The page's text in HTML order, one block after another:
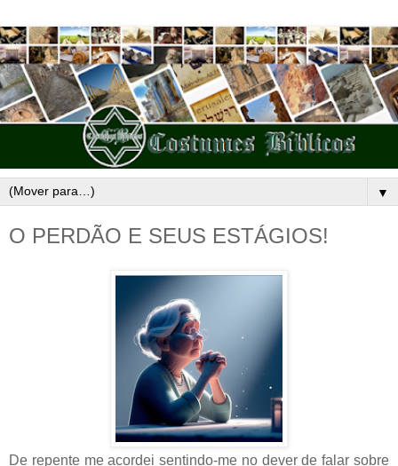
▼
O PERDÃO E SEUS ESTÁGIOS!
De repente me acordei sentindo-me no dever de falar sobre